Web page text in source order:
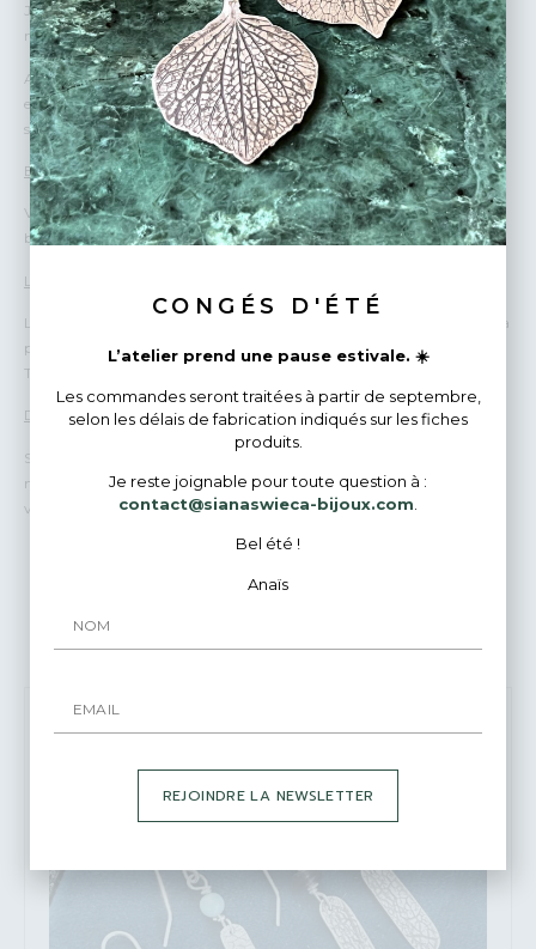
J’utilise des plaques et des fils d’argent recyclé puis je scie, lime, soude,
martèle, ponce les métaux précieux.
Adepte du slow made, je conçois mes collections sans sur-production et
en respectant l’environnement. Mes fournisseurs (métal et apprêts)
sont français ou italiens.
Emballage
Vos bijoux sont emballés avec beaucoup d’amour et de soin dans des
boîtes cadeaux. Je peux écrire un petit mot personnalisé pour vous.
Livraisons
La livraison est comprise dans le prix du bijou pour un envoi suivi par la
poste.
Tous les paiements sont 100% sécurisés.
Des questions ?
Si vous avez une question avant de passer votre commande, envoyez-
moi un courrier rapide ! Je répondrai avec plaisir et très rapidement à
vos demandes.
Bijoux Similaires
CONGÉS D'ÉTÉ
L’atelier prend une pause estivale. ☀️
Les commandes seront traitées à partir de septembre,
selon les délais de fabrication indiqués sur les fiches
produits.
Je reste joignable pour toute question à :
contact@sianaswieca-bijoux.com
Bel été !
Anaïs
REJOINDRE LA NEWSLETTER